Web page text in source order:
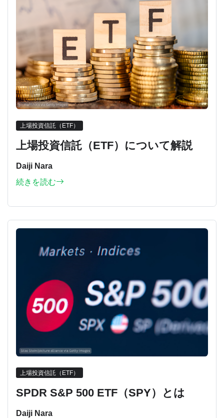
上場投資信託（ETF）
上場投資信託（ETF）について解説
Daiji Nara
続きを読む
上場投資信託（ETF）
SPDR S&P 500 ETF（SPY）とは
Daiji Nara